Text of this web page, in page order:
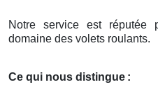
Notre service est réputée
domaine des volets roulants.
Ce qui nous distingue :